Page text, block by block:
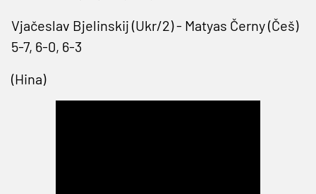
Vjačeslav Bjelinskij (Ukr/2) - Matyas Černy (Češ)
5-7, 6-0, 6-3
(Hina)